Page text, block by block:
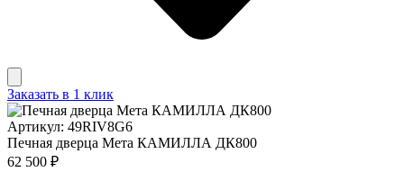
Заказать в 1 клик
Артикул: 49RIV8G6
Печная дверца Мета КАМИЛЛА ДК800
62 500 ₽